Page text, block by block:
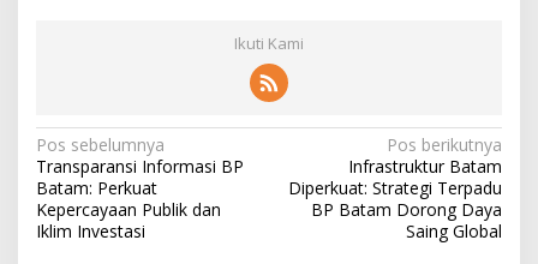
Ikuti Kami
N
a
v
Pos sebelumnya
Transparansi Informasi BP
Batam: Perkuat
Kepercayaan Publik dan
Iklim Investasi
Pos berikutnya
Infrastruktur Batam
Diperkuat: Strategi Terpadu
BP Batam Dorong Daya
Saing Global